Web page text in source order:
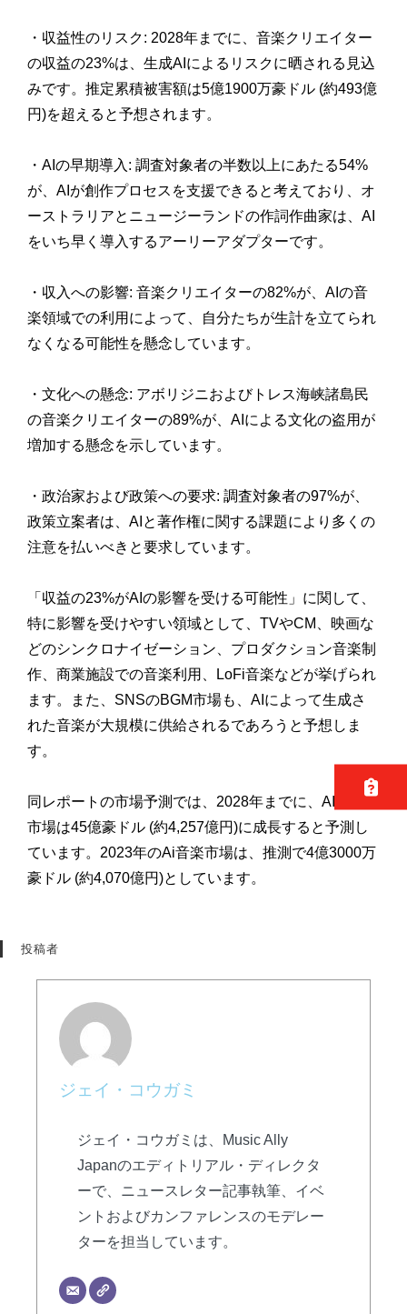
・収益性のリスク: 2028年までに、音楽クリエイター
の収益の23%は、生成AIによるリスクに晒される見込
みです。推定累積被害額は5億1900万豪ドル (約493億
円)を超えると予想されます。
・AIの早期導入: 調査対象者の半数以上にあたる54%
が、AIが創作プロセスを支援できると考えており、オ
ーストラリアとニュージーランドの作詞作曲家は、AI
をいち早く導入するアーリーアダプターです。
・収入への影響: 音楽クリエイターの82%が、AIの音
楽領域での利用によって、自分たちが生計を立てられ
なくなる可能性を懸念しています。
・文化への懸念: アボリジニおよびトレス海峡諸島民
の音楽クリエイターの89%が、AIによる文化の盗用が
増加する懸念を示しています。
・政治家および政策への要求: 調査対象者の97%が、
政策立案者は、AIと著作権に関する課題により多くの
注意を払いべきと要求しています。
「収益の23%がAIの影響を受ける可能性」に関して、
特に影響を受けやすい領域として、TVやCM、映画な
どのシンクロナイゼーション、プロダクション音楽制
作、商業施設での音楽利用、LoFi音楽などが挙げられ
ます。また、SNSのBGM市場も、AIによって生成さ
れた音楽が大規模に供給されるであろうと予想しま
す。
同レポートの市場予測では、2028年までに、AI音楽の
市場は45億豪ドル (約4,257億円)に成長すると予測し
ています。2023年のAi音楽市場は、推測で4億3000万
豪ドル (約4,070億円)としています。
投稿者
ジェイ・コウガミ
ジェイ・コウガミは、Music Ally
Japanのエディトリアル・ディレクタ
ーで、ニュースレター記事執筆、イベ
ントおよびカンファレンスのモデレー
ターを担当しています。